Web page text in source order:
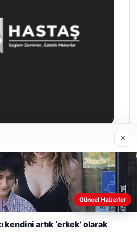
daha iyi anlayabilmek,
ve geliştirmek amacıyla çerezler
×
Güncel Haberler
kendini artık ‘erkek’ olarak